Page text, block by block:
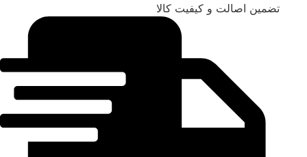
تضمین اصالت و کیفیت کالا